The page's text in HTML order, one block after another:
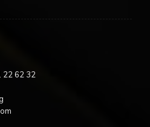
22 62 32